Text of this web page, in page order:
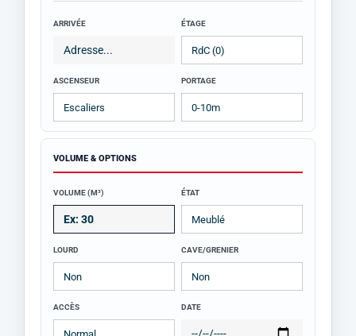
ARRIVÉE ÉTAGE
ASCENSEUR PORTAGE
VOLUME & OPTIONS
VOLUME (M³) ÉTAT
LOURD CAVE/GRENIER
ACCÈS DATE